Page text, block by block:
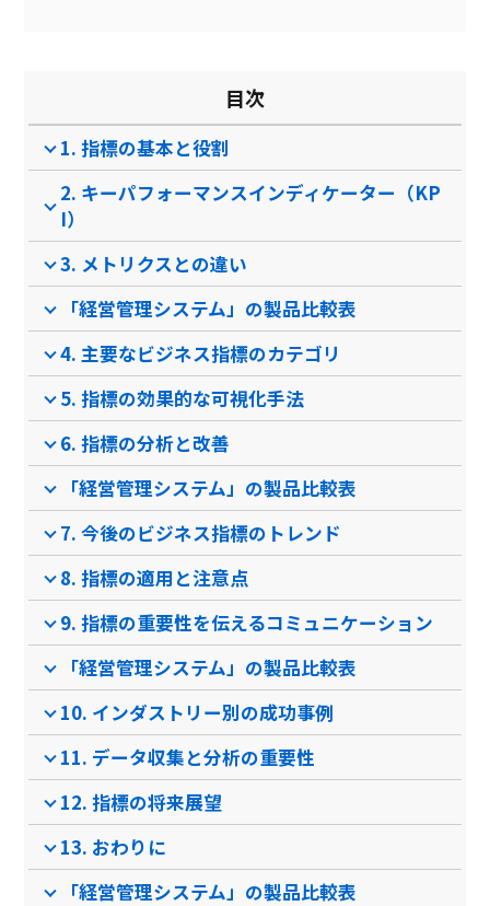
マトリクス分析
製品名
サービス資料
ソフト種別
推奨環境
サポート
kpiee（ケイピー）
資料ダウンロード
クラウド型ソフト
PCブラウザスマートフォ
ンブラウザ
電話 / メール / チャット
/
AVANT Cruise（アバン
トク…
資料ダウンロード
クラウド型ソフト
PCブラウザ
電話 / メール / チャット
/
クラ
PCブ
電話 /
目次
1. 指標の基本と役割
2. キーパフォーマンスインディケーター（KP
I）
3. メトリクスとの違い
「経営管理システム」の製品比較表
4. 主要なビジネス指標のカテゴリ
5. 指標の効果的な可視化手法
6. 指標の分析と改善
「経営管理システム」の製品比較表
7. 今後のビジネス指標のトレンド
8. 指標の適用と注意点
9. 指標の重要性を伝えるコミュニケーション
「経営管理システム」の製品比較表
10. インダストリー別の成功事例
11. データ収集と分析の重要性
12. 指標の将来展望
13. おわりに
「経営管理システム」の製品比較表